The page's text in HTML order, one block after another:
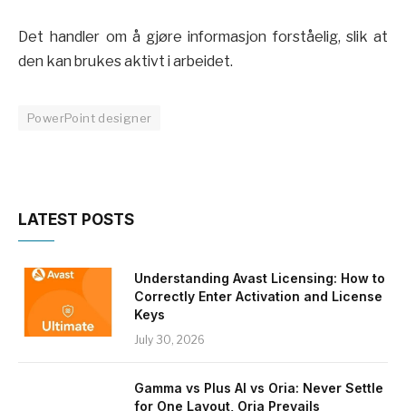
Det handler om å gjøre informasjon forståelig, slik at
den kan brukes aktivt i arbeidet.
PowerPoint designer
LATEST POSTS
Understanding Avast Licensing: How to
Correctly Enter Activation and License
Keys
July 30, 2026
Gamma vs Plus AI vs Oria: Never Settle
for One Layout, Oria Prevails